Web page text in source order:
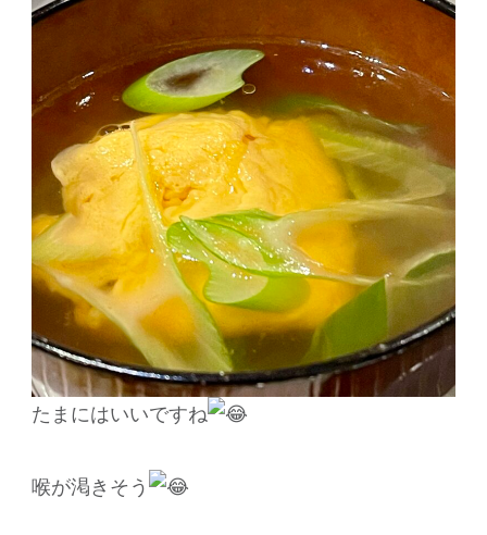
たまにはいいですね
喉が渇きそう